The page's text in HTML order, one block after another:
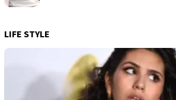
LIFE STYLE